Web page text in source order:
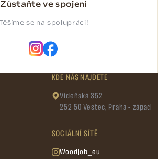
Zůstaňte ve spojení
Těšíme se na spolupráci!
KDE NÁS NAJDETE
Vídeňská 352
252 50 Vestec, Praha - západ
SOCIÁLNÍ SÍTĚ
Woodjob_eu